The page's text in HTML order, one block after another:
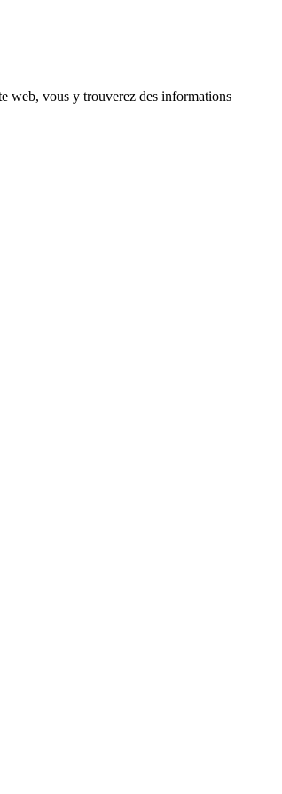
web, vous y trouverez des informations